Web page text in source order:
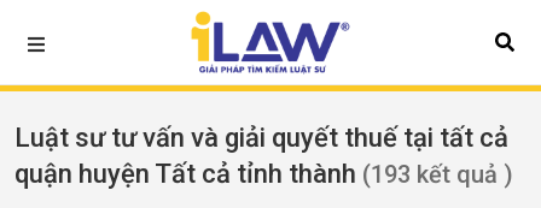
Luật sư tư vấn và giải quyết thuế tại tất cả
quận huyện Tất cả tỉnh thành (193 kết quả )